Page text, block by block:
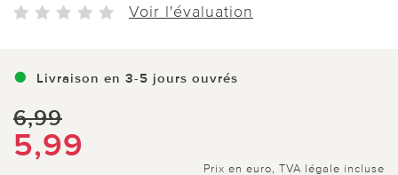
Voir l'évaluation
Livraison en 3-5 jours ouvrés
6,99
5,99
Prix en euro, TVA légale incluse